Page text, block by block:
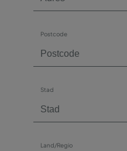
Postcode
Stad
Land/Regio